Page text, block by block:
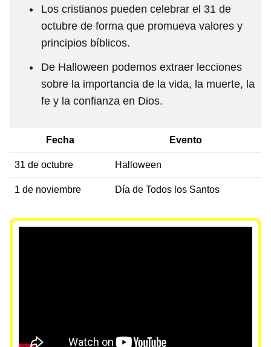
Los cristianos pueden celebrar el 31 de
octubre de forma que promueva valores y
principios bíblicos.
De Halloween podemos extraer lecciones
sobre la importancia de la vida, la muerte, la
fe y la confianza en Dios.
Fecha Evento
31 de octubre Halloween
1 de noviembre Día de Todos los Santos